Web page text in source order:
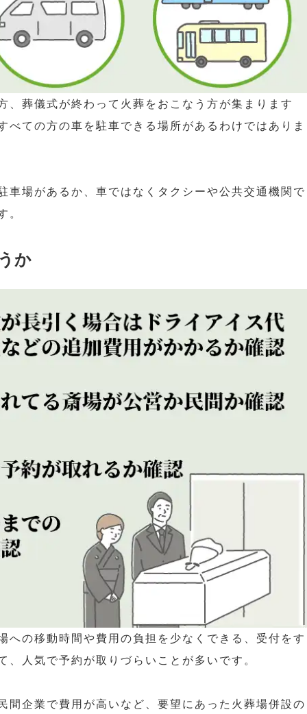
、葬儀式が終わって火葬をおこなう方が集まります
べての方の車を駐車できる場所があるわけではありま
車場があるか、車ではなくタクシーや公共交通機関で
。
か
への移動時間や費用の負担を少なくできる、受付をす
、人気で予約が取りづらいことが多いです。
間企業で費用が高いなど、要望にあった火葬場併設の